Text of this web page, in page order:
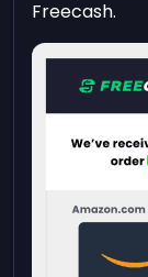
Freecash.